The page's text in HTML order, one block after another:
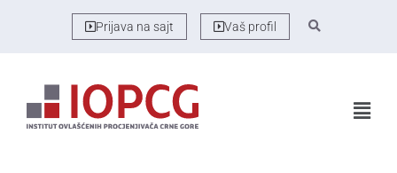
Prijava na sajt Vaš profil